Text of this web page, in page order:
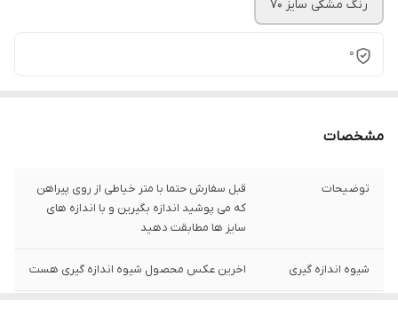
رنگ مشکی سایز 70
0
مشخصات
توضیحات
قبل سفارش حتما با متر خیاطی از روی پیراهن
که می پوشید اندازه بگیرین و با اندازه های
سایز ها مطابقت دهید
شیوه اندازه گیری اخرین عکس محصول شیوه اندازه گیری هست